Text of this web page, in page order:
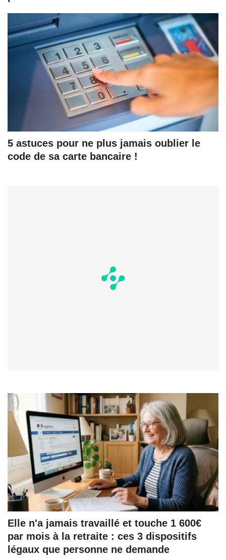
5 astuces pour ne plus jamais oublier le
code de sa carte bancaire !
Elle n'a jamais travaillé et touche 1 600€
par mois à la retraite : ces 3 dispositifs
légaux que personne ne demande